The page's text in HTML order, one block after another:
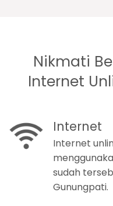
Nikmati
Internet
Internet
Internet
sudah
Gunungpati.